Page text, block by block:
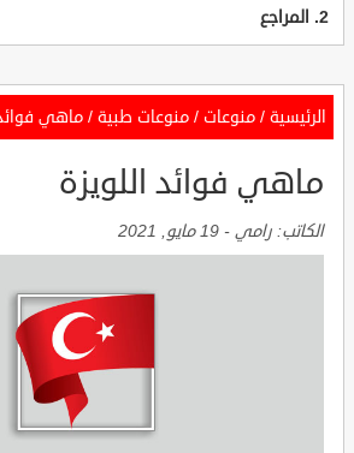
المراجع
الرئيسية / منوعات / منوعات طبية / ماهي فوائد
ماهي فوائد اللويزة
الكاتب: رامي - 19 مايو, 2021